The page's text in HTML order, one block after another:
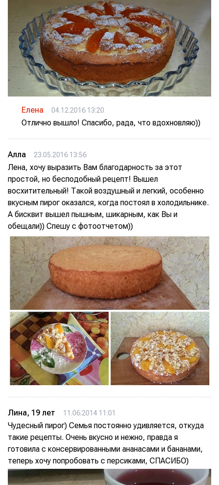
Елена 04.12.2016 13:20
Отлично вышло! Спасибо, рада, что вдохновляю))
Алла 23.05.2016 13:56
Лена, хочу выразить Вам благодарность за этот
простой, но бесподобный рецепт! Вышел
восхитительный! Такой воздушный и легкий, особенно
вкусным пирог оказался, когда постоял в холодильнике.
А бисквит вышел пышным, шикарным, как Вы и
обещали)) Спешу с фотоотчетом))
Лина, 19 лет 11.06.2014 11:01
Чудесный пирог) Семья постоянно удивляется, откуда
такие рецепты. Очень вкусно и нежно, правда я
готовила с консервированными ананасами и бананами,
теперь хочу попробовать с персиками, СПАСИБО)